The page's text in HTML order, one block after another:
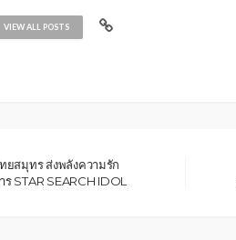
VIEW ALL POSTS
ยสมุทร ส่งพลังความรัก
STAR SEARCH IDOL